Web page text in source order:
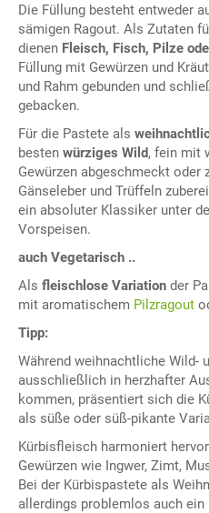
Die Füllung besteht entweder
sämigen Ragout. Als Zutaten
dienen Fleisch, Fisch, Pilze
Füllung mit Gewürzen und
und Rahm gebunden und
gebacken.
Für die Pastete als
besten würziges Wild, fein mit
Gewürzen abgeschmeckt oder
Gänseleber und Trüffeln
ein absoluter Klassiker unter
Vorspeisen.
auch Vegetarisch ..
Als fleischlose Variation der
mit aromatischem Pilzragout
Tipp:
Während weihnachtliche Wild-
ausschließlich in herzhafter
kommen, präsentiert sich die
als süße oder süß-pikante
Kürbisfleisch harmoniert
Gewürzen wie Ingwer, Zimt,
Bei der Kürbispastete als
allerdings problemlos auch ein